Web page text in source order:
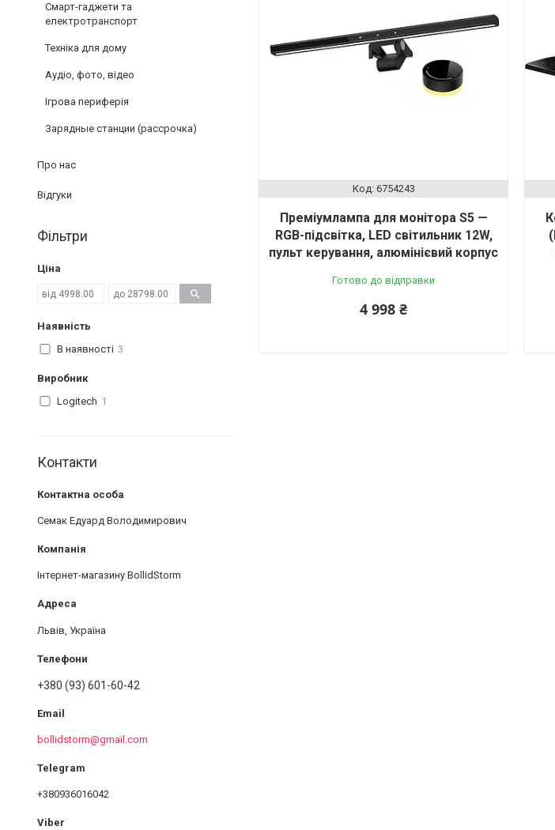
6754243
Преміумлампа для монітора S5 —
RGB-підсвітка, LED світильник 12W,
пульт керування, алюмінієвий корпус
Готово до відправки
4 998 ₴
Смарт-гаджети та
електротранспорт
Техніка для дому
Аудіо, фото, відео
Ігрова периферія
Зарядные станции (рассрочка)
Про нас
Відгуки
Фільтри
Ціна
Наявність
В наявності 3
Виробник
Logitech 1
Контакти
Семак Едуард Володимирович
Інтернет-магазину BollidStorm
Львів, Україна
+380 (93) 601-60-42
bollidstorm@gmail.com
+380936016042